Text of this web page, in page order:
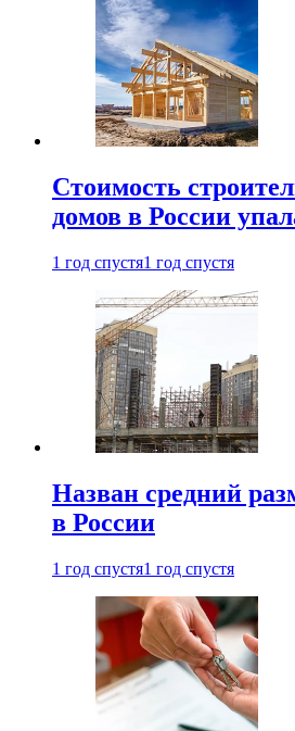
Стоимость
домов в России
1 год спустя1 год спустя
Назван средний
в России
1 год спустя1 год спустя